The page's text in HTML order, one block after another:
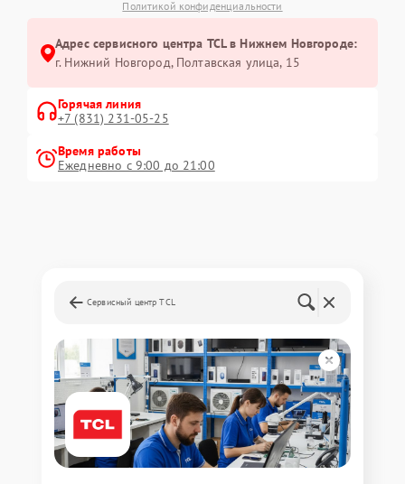
Политикой конфиденциальности
Адрес сервисного центра TCL в Нижнем Новгороде:
г. Нижний Новгород, Полтавская улица, 15
Горячая линия
+7 (831) 231-05-25
Время работы
Ежедневно с 9:00 до 21:00
Сервисный центр TCL